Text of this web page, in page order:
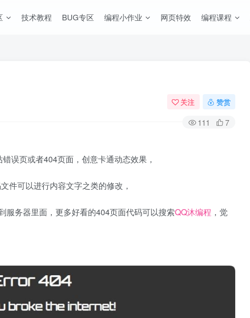
技术教程 BUG专区 编程小作业 网页特效 编程课程
关注 赞赏
111 7
误页或者404页面，创意卡通动态效果，
件可以进行内容文字之类的修改，
服务器里面，更多好看的404页面代码可以搜索QQ沐编程 ，觉